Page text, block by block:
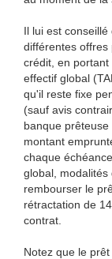
Il lui est
différentes offres
crédit, en
effectif global
qu'il reste fixe
(sauf avis
banque
montant
chaque
global,
rembourser le
rétractation de
contrat.
Notez que le